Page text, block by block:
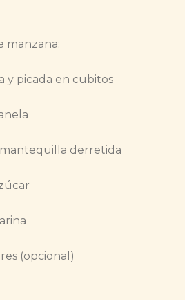
manzana:
y picada en cubitos
derretida
(opcional)